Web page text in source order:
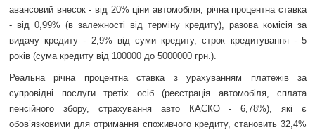
авансовий внесок - від 20% ціни автомобіля, річна процентна ставка
- від 0,99% (в залежності від терміну кредиту), разова комісія за
видачу кредиту - 2,9% від суми кредиту, строк кредитування - 5
років (сума кредиту від 100000 до 5000000 грн.).
Реальна річна процентна ставка з урахуванням платежів за
супровідні послуги третіх осіб (реєстрація автомобіля, сплата
пенсійного збору, страхування авто КАСКО - 6,78%), які є
обов’язковими для отримання споживчого кредиту, становить 32,4%